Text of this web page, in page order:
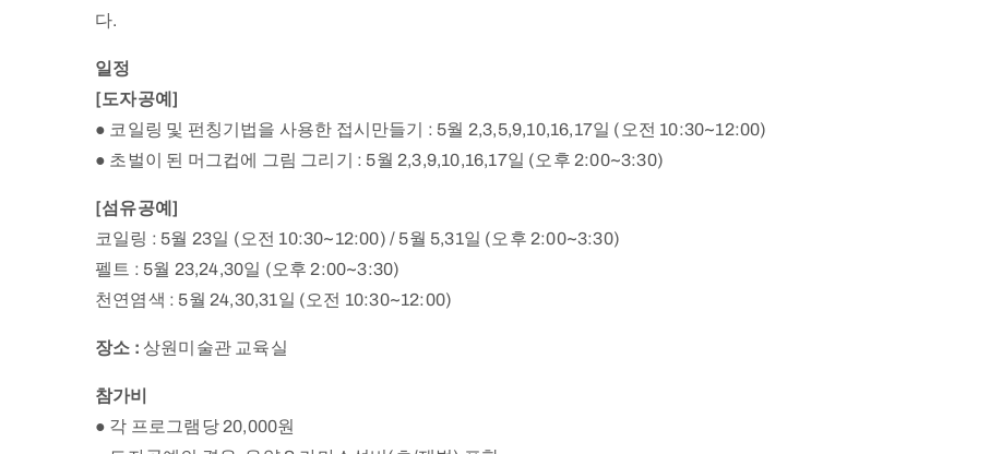
다.
일정
[도자공예]
● 코일링 및 펀칭기법을 사용한 접시만들기 : 5월 2,3,5,9,10,16,17일 (오전 10:30~12:00)
● 초벌이 된 머그컵에 그림 그리기 : 5월 2,3,9,10,16,17일 (오후 2:00~3:30)
[섬유공예]
코일링 : 5월 23일 (오전 10:30~12:00) / 5월 5,31일 (오후 2:00~3:30)
펠트 : 5월 23,24,30일 (오후 2:00~3:30)
천연염색 : 5월 24,30,31일 (오전 10:30~12:00)
장소 : 상원미술관 교육실
참가비
● 각 프로그램당 20,000원